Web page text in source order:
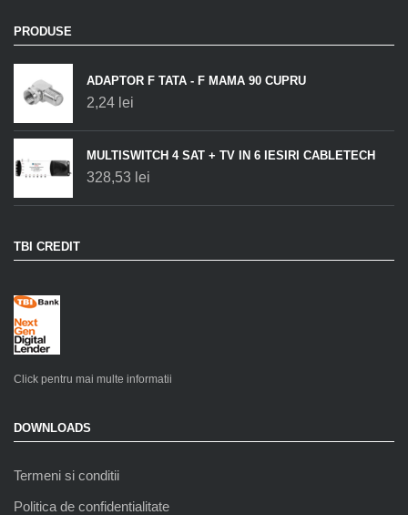
PRODUSE
ADAPTOR F TATA - F MAMA 90 CUPRU
2,24 lei
MULTISWITCH 4 SAT + TV IN 6 IESIRI CABLETECH
328,53 lei
TBI CREDIT
Click pentru mai multe informatii
DOWNLOADS
Termeni si conditii
Politica de confidentialitate